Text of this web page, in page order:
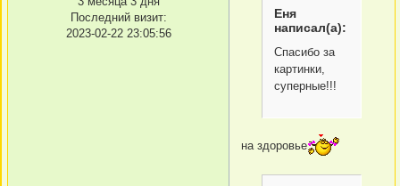
Последний визит:
2023-02-22 23:05:56
Еня
написал(а):
Спасибо за
картинки,
суперные!!!
на здоровье